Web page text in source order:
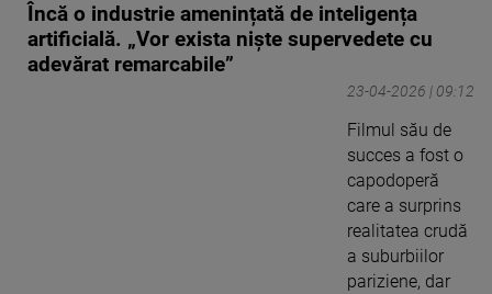
Încă o industrie amenințată de inteligența
artificială. „Vor exista niște supervedete cu
adevărat remarcabile”
23-04-2026 | 09:12
Filmul său de
succes a fost o
capodoperă
care a surprins
realitatea crudă
a suburbiilor
pariziene, dar